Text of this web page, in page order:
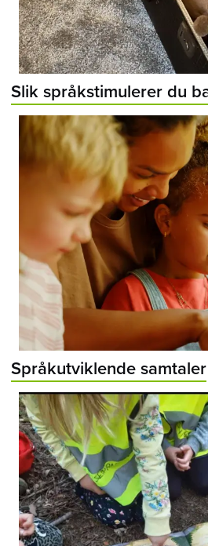
Slik språkstimulerer du
Språkutviklende samtaler